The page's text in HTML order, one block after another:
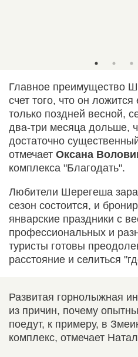
Главное преимущество
счет того, что он
только поздней весной,
два-три месяца дольше,
достаточно
отмечает Оксана
комплекса "Благодать".
Любители Шерегеша
сезон состоится, и
январские праздники с
профессиональных и
туристы готовы
расстояние и селиться
Развитая горнолыжная
из причин, почему
поедут, к примеру, в
комплекс, отмечает